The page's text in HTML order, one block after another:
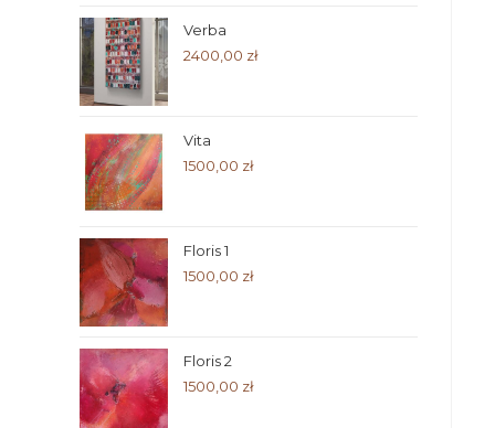
Verba
2400,00 zł
Vita
1500,00 zł
Floris 1
1500,00 zł
Floris 2
1500,00 zł